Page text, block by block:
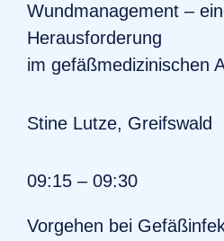
Wundmanagement –
Herausforderung
im gefäßmedizinischen
Stine Lutze, Greifswald
09:15 – 09:30
Vorgehen bei